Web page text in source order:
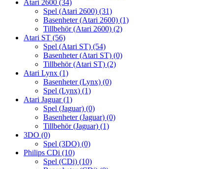
Atari 2600 (34)
Spel (Atari 2600) (31)
Basenheter (Atari 2600) (1)
Tillbehör (Atari 2600) (2)
Atari ST (56)
Spel (Atari ST) (54)
Basenheter (Atari ST) (0)
Tillbehör (Atari ST) (2)
Atari Lynx (1)
Basenheter (Lynx) (0)
Spel (Lynx) (1)
Atari Jaguar(1)
Spel (Jaguar) (0)
Basenheter (Jaguar) (0)
Tillbehör (Jaguar) (1)
3DO (0)
Spel (3DO) (0)
Philips CDi (10)
Spel (CDi) (10)